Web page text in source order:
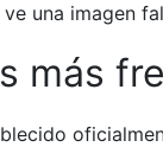
una imagen
más